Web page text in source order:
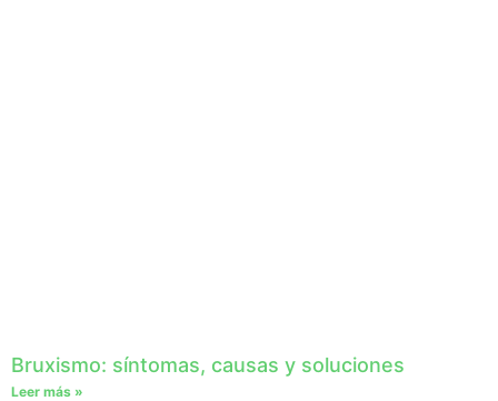
Bruxismo: síntomas, causas y soluciones
Leer más »